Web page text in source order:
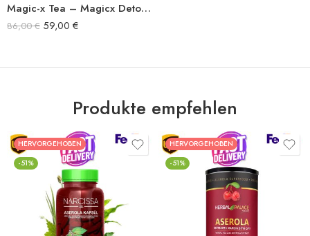
Magic-x Tea – Magicx Detox Tee
86,00€ 59,00 €
Produkte empfehlen
HERVORGEHOBEN
-51%
HERVORGEHOBEN
-51%